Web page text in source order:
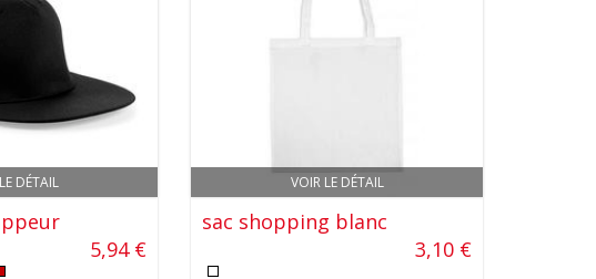
DÉTAIL
5,94 €
VOIR LE DÉTAIL
sac shopping blanc
3,10 €